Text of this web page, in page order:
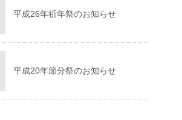
平成26年祈年祭のお知らせ
平成20年節分祭のお知らせ